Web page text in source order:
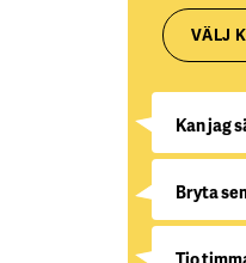
VÄLJ
Kan jag
Bryta